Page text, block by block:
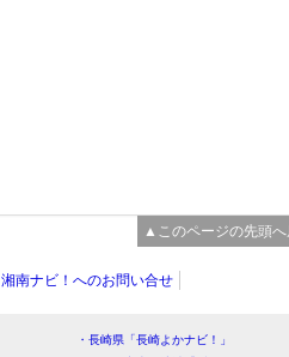
▲このページの先頭へ
湘南ナビ！へのお問い合せ
・長崎県「長崎よかナビ！」